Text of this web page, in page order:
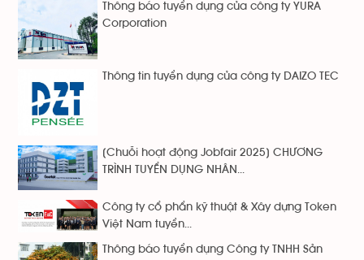
Thông báo tuyển dụng của công ty YURA
Corporation
Thông tin tuyển dụng của công ty DAIZO TEC
[Chuỗi hoạt động Jobfair 2025] CHƯƠNG
TRÌNH TUYỂN DỤNG NHÂN...
Công ty cổ phẩn kỹ thuật & Xây dựng Token
Việt Nam tuyển...
Thông báo tuyển dụng Công ty TNHH Sản